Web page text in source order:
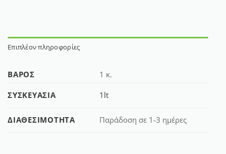
Επιπλέον πληροφορίες
ΒΆΡΟΣ 1 κ.
ΣΥΣΚΕΥΑΣΊΑ 1lt
ΔΙΑΘΕΣΙΜΌΤΗΤΑ Παράδοση σε 1-3 ημέρες